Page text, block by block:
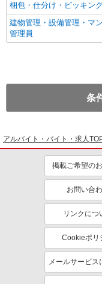
梱包・仕分け・ピッキン
建物管理・設備管理・マ
管理員
条
アルバイト・バイト・求人
掲載ご希望の
お問い合
リンクにつ
Cookieポリ
メールサービス